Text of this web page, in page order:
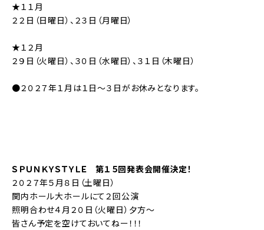
★１１月
２２日（日曜日）、２３日（月曜日）
★１２月
２９日（火曜日）、３０日（水曜日）、３１日（木曜日）
●２０２７年１月は１日～３日がお休みとなります。
ＳＰＵＮＫＹＳＴＹＬＥ 第１５回発表会開催決定！
２０２７年５月８日（土曜日）
関内ホール大ホールにて２回公演
照明合わせ４月２０日（火曜日）夕方～
皆さん予定を空けておいてねー！！！